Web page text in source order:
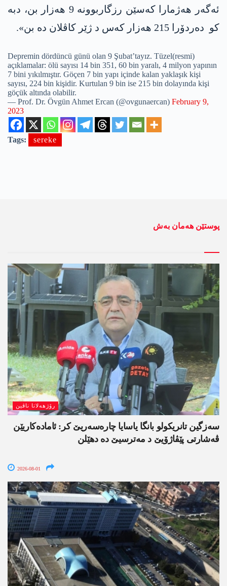
ئەگەر هەژمارا کەسێن رزگاربوونە 9 هەزار بن، دبە
کو دەردۆرا 215 هەزار کەس د ژێر کاڤلان دە بن».
Depremin dördüncü günü olan 9 Şubat’tayız. Tüzel(resmi)
açıklamalar: ölü sayısı 14 bin 351, 60 bin yaralı, 4 milyon yapının
7 bini yıkılmıştır. Göçen 7 bin yapı içinde kalan yaklaşık kişi
sayısı, 224 bin kişidir. Kurtulan 9 bin ise 215 bin dolayında kişi
göçük altında olabilir.
— Prof. Dr. Övgün Ahmet Ercan (@ovgunaercan) February 9,
2023
Tags: sereke
پوستێن ھەمان بەش
رۆژھەلاتا ناڤین
سەزگین تانریکولو بانگا یاسایا چارەسەریێ کر: ئامادەکاریێن
ڤەشارتی پێڤاژۆیێ د مەترسیێ دە دھێلن
2026-08-01